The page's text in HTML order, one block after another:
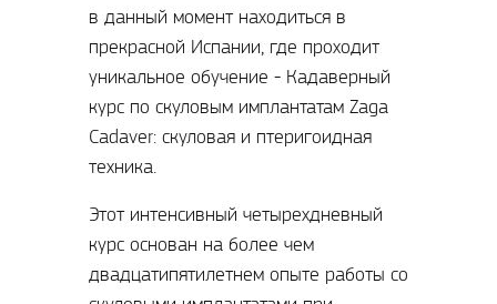
в данный момент находиться в
прекрасной Испании, где проходит
уникальное обучение - Кадаверный
курс по скуловым имплантатам Zaga
Cadaver: скуловая и птеригоидная
техника.
Этот интенсивный четырехдневный
курс основан на более чем
двадцатипятилетнем опыте работы со